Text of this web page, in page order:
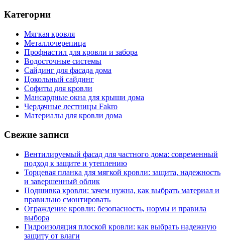
Категории
Мягкая кровля
Металлочерепица
Профнастил для кровли и забора
Водосточные системы
Сайдинг для фасада дома
Цокольный сайдинг
Софиты для кровли
Мансардные окна для крыши дома
Чердачные лестницы Fakro
Материалы для кровли дома
Свежие записи
Вентилируемый фасад для частного дома: современный
подход к защите и утеплению
Торцевая планка для мягкой кровли: защита, надежность
и завершенный облик
Подшивка кровли: зачем нужна, как выбрать материал и
правильно смонтировать
Ограждение кровли: безопасность, нормы и правила
выбора
Гидроизоляция плоской кровли: как выбрать надежную
защиту от влаги